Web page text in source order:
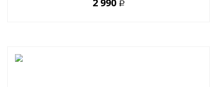
2 990 Р